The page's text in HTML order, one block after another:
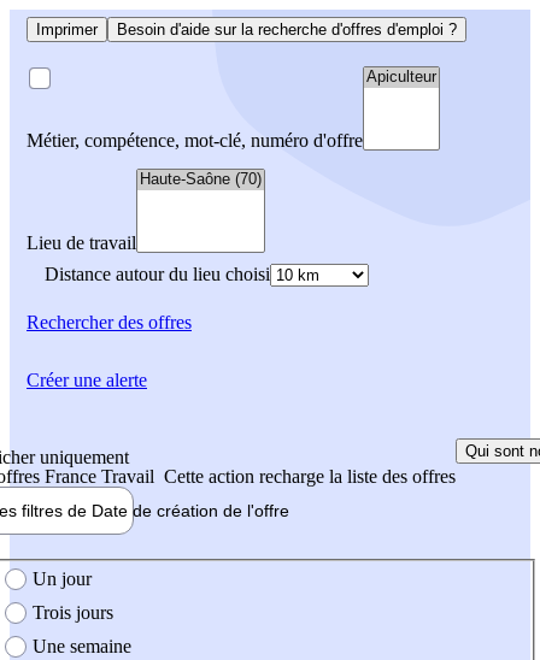
Imprimer Besoin d'aide sur la recherche d'offres d'emploi ?
Métier, compétence, mot-clé, numéro d'offre
Lieu de travail
Distance autour du lieu choisi
Rechercherdes offres
uniquement
France Travail Cette action recharge la liste des offres
Qui sont
filtres de Date de création de l'offre
création de l'offre
Un jour
Trois jours
Une semaine
Créer une alerte